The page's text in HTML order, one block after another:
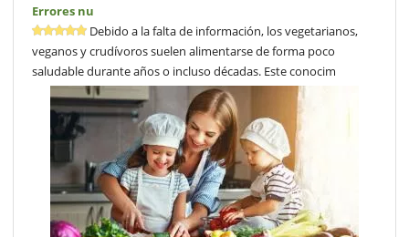
Errores nu
Debido a la falta de información, los vegetarianos,
veganos y crudívoros suelen alimentarse de forma poco
saludable durante años o incluso décadas. Este conocim